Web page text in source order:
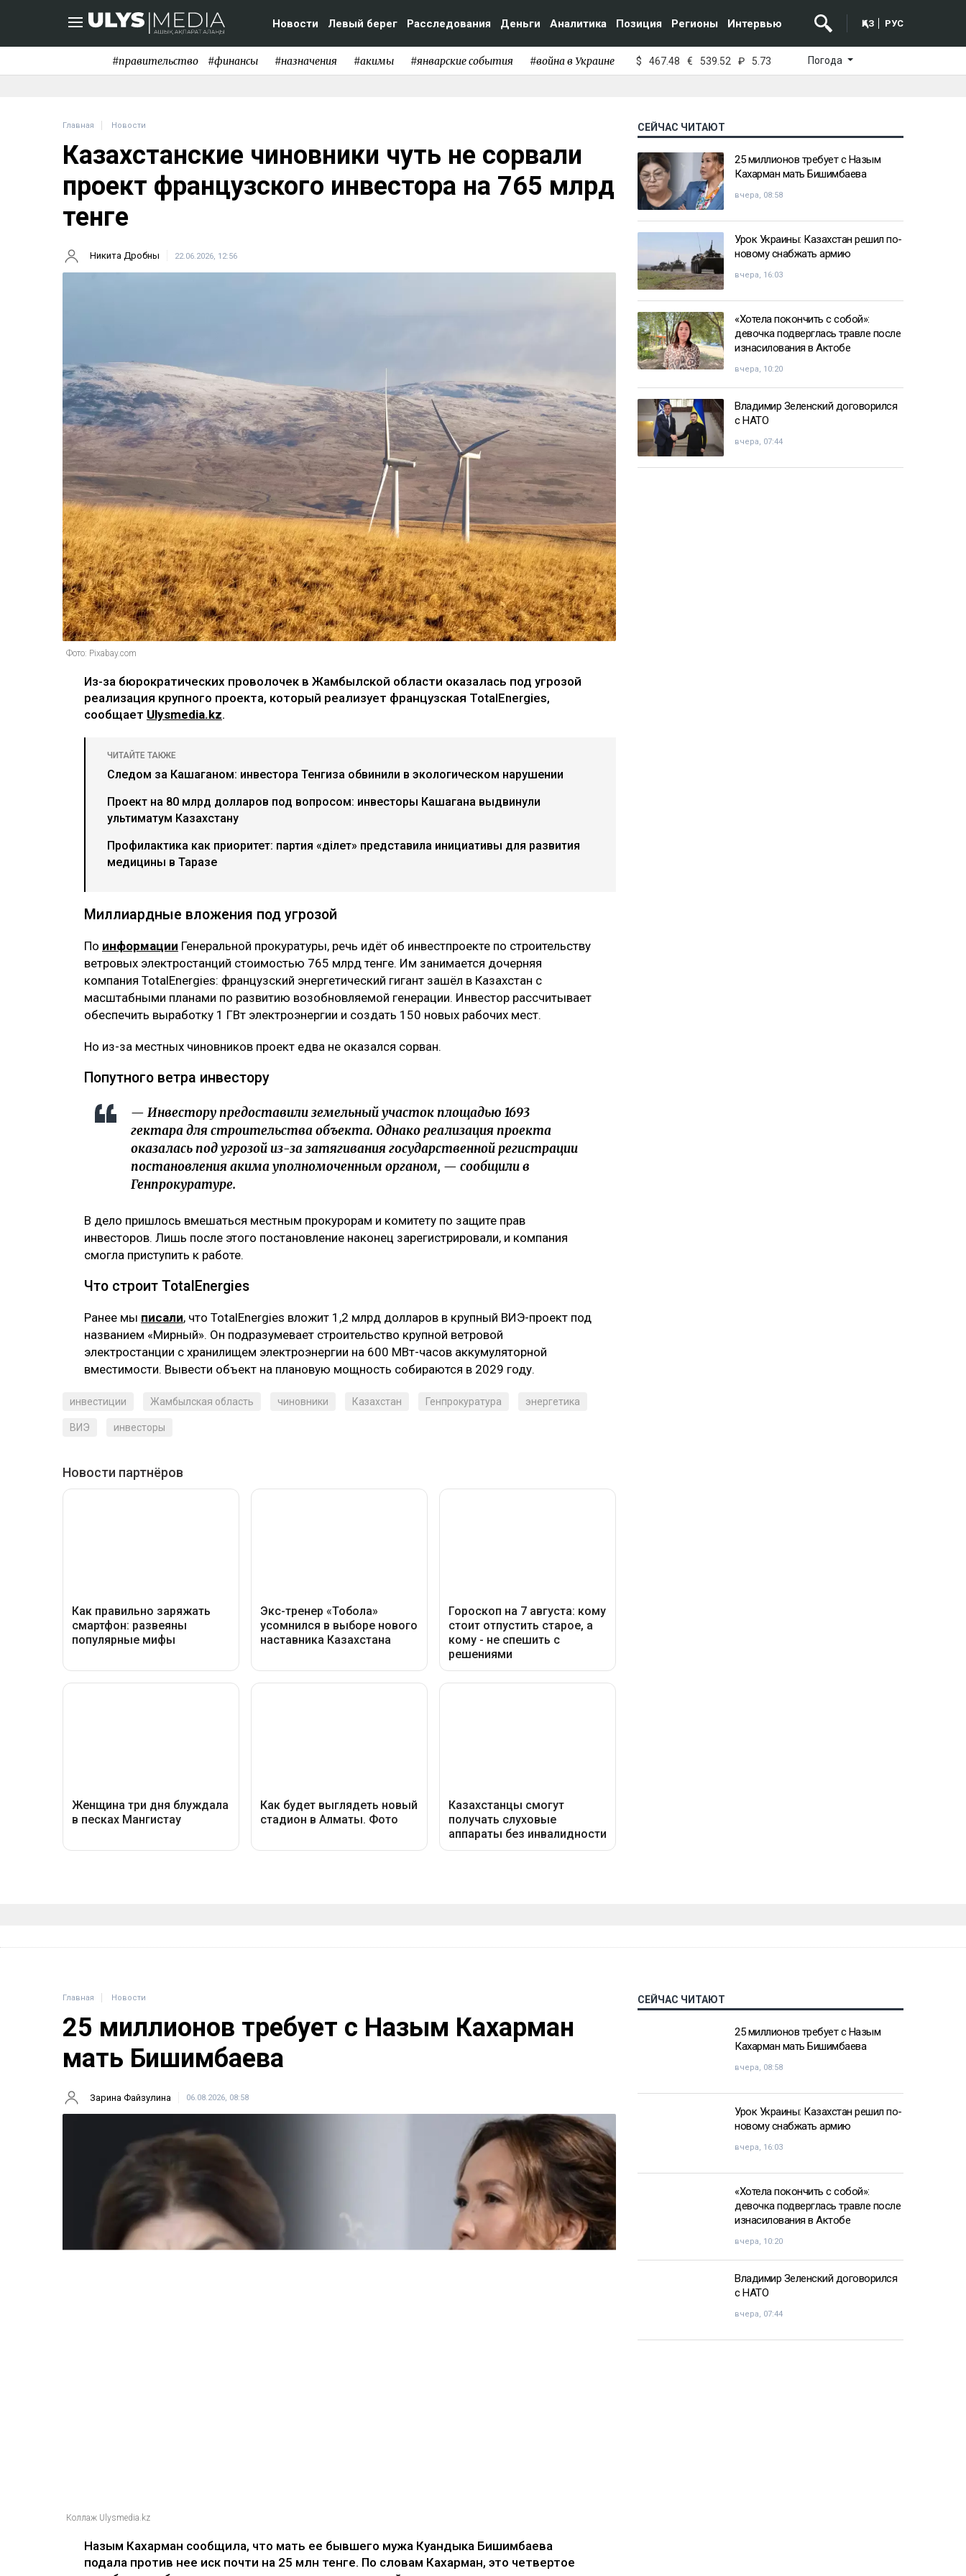
Новости Левый берег Расследования Деньги Аналитика Позиция Регионы Интервью ҚАЗ РУС
#правительство #финансы #назначения #акимы #январские события #война в Украине $ 467.48 € 539.52 ₽ 5.73 Погода
Главная Новости
Казахстанские чиновники чуть не сорвали
проект французского инвестора на 765 млрд
тенге
Никита Дробны 22.06.2026, 12:56
Фото: Pixabay.com
Из-за бюрократических проволочек в Жамбылской области оказалась под угрозой
реализация крупного проекта, который реализует французская TotalEnergies,
сообщает Ulysmedia.kz.
ЧИТАЙТЕ ТАКЖЕ
Следом за Кашаганом: инвестора Тенгиза обвинили в экологическом нарушении
Проект на 80 млрд долларов под вопросом: инвесторы Кашагана выдвинули
ультиматум Казахстану
Профилактика как приоритет: партия «Әділет» представила инициативы для развития
медицины в Таразе
Миллиардные вложения под угрозой
По информации Генеральной прокуратуры, речь идёт об инвестпроекте по строительству
ветровых электростанций стоимостью 765 млрд тенге. Им занимается дочерняя
компания TotalEnergies: французский энергетический гигант зашёл в Казахстан с
масштабными планами по развитию возобновляемой генерации. Инвестор рассчитывает
обеспечить выработку 1 ГВт электроэнергии и создать 150 новых рабочих мест.
Но из-за местных чиновников проект едва не оказался сорван.
Попутного ветра инвестору
— Инвестору предоставили земельный участок площадью 1693
гектара для строительства объекта. Однако реализация проекта
оказалась под угрозой из-за затягивания государственной регистрации
постановления акима уполномоченным органом, — сообщили в
Генпрокуратуре.
В дело пришлось вмешаться местным прокурорам и комитету по защите прав
инвесторов. Лишь после этого постановление наконец зарегистрировали, и компания
смогла приступить к работе.
Что строит TotalEnergies
Ранее мы писали, что TotalEnergies вложит 1,2 млрд долларов в крупный ВИЭ-проект под
названием «Мирный». Он подразумевает строительство крупной ветровой
электростанции с хранилищем электроэнергии на 600 МВт-часов аккумуляторной
вместимости. Вывести объект на плановую мощность собираются в 2029 году.
инвестиции Жамбылская область чиновники Казахстан Генпрокуратура энергетика
ВИЭ инвесторы
СЕЙЧАС ЧИТАЮТ
25 миллионов требует с Назым
Кахарман мать Бишимбаева
вчера, 08:58
Урок Украины: Казахстан решил по-
новому снабжать армию
вчера, 16:03
«Хотела покончить с собой»:
девочка подверглась травле после
изнасилования в Актобе
вчера, 10:20
Владимир Зеленский договорился
с НАТО
вчера, 07:44
Главная Новости
25 миллионов требует с Назым Кахарман
мать Бишимбаева
Зарина Файзулина 06.08.2026, 08:58
Коллаж Ulysmedia.kz
Назым Кахарман сообщила, что мать ее бывшего мужа Куандыка Бишимбаева
подала против нее иск почти на 25 млн тенге. По словам Кахарман, это четвертое
СЕЙЧАС ЧИТАЮТ
25 миллионов требует с Назым
Кахарман мать Бишимбаева
вчера, 08:58
Урок Украины: Казахстан решил по-
новому снабжать армию
вчера, 16:03
«Хотела покончить с собой»:
девочка подверглась травле после
изнасилования в Актобе
вчера, 10:20
Владимир Зеленский договорился
с НАТО
вчера, 07:44